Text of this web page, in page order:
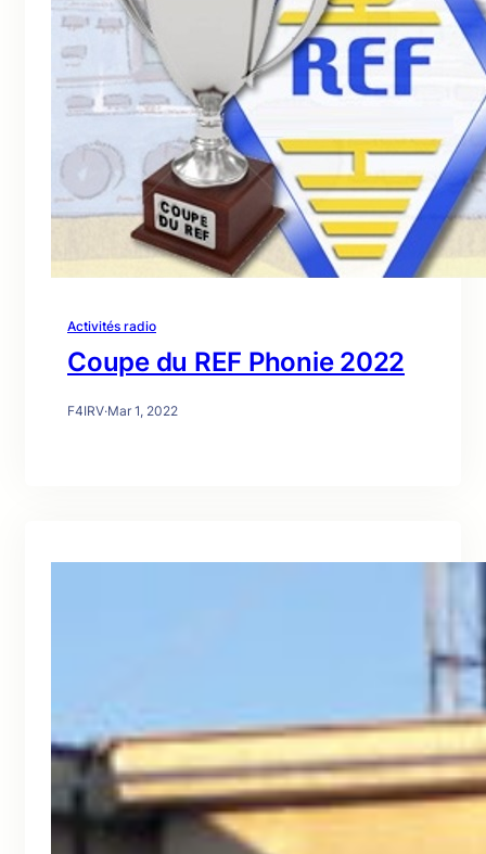
Activités radio
Coupe du REF Phonie 2022
F4IRV·Mar 1, 2022